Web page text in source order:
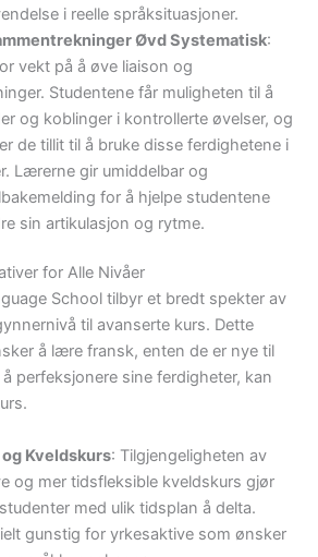
i reelle språksituasjoner.
Øvd Systematisk:
vekt på å øve liaison og
Studentene får muligheten til å
og koblinger i kontrollerte øvelser, og
de tillit til å bruke disse ferdighetene i
Lærerne gir umiddelbar og
for å hjelpe studentene
sin artikulasjon og rytme.
for Alle Nivåer
School tilbyr et bredt spekter av
til avanserte kurs. Dette
å lære fransk, enten de er nye til
perfeksjonere sine ferdigheter, kan
Kveldskurs: Tilgjengeligheten av
og mer tidsfleksible kveldskurs gjør
med ulik tidsplan å delta.
gunstig for yrkesaktive som ønsker